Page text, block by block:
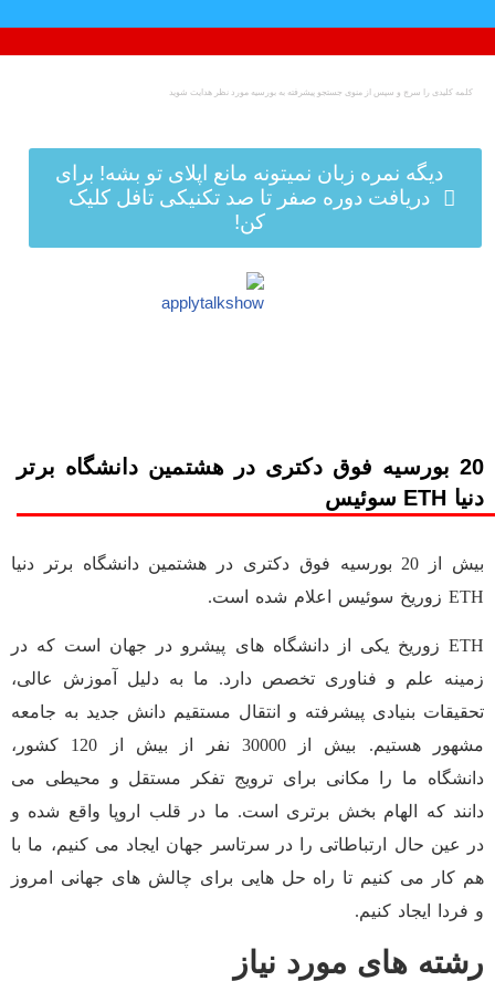
پرش
به
دیگه نمره زبان نمیتونه مانع اپلای تو بشه! برای
دریافت دوره صفر تا صد تکنیکی تافل کلیک
کن!
20 بورسیه فوق دکتری در هشتمین دانشگاه برتر
دنیا ETH سوئیس
بیش از 20 بورسیه فوق دکتری در هشتمین دانشگاه برتر دنیا
ETH زوریخ سوئیس اعلام شده است.
ETH زوریخ یکی از دانشگاه های پیشرو در جهان است که در
زمینه علم و فناوری تخصص دارد. ما به دلیل آموزش عالی،
تحقیقات بنیادی پیشرفته و انتقال مستقیم دانش جدید به جامعه
مشهور هستیم. بیش از 30000 نفر از بیش از 120 کشور،
دانشگاه ما را مکانی برای ترویج تفکر مستقل و محیطی می
دانند که الهام بخش برتری است. ما در قلب اروپا واقع شده و
در عین حال ارتباطاتی را در سرتاسر جهان ایجاد می کنیم، ما با
هم کار می کنیم تا راه حل هایی برای چالش های جهانی امروز
و فردا ایجاد کنیم.
رشته های مورد نیاز